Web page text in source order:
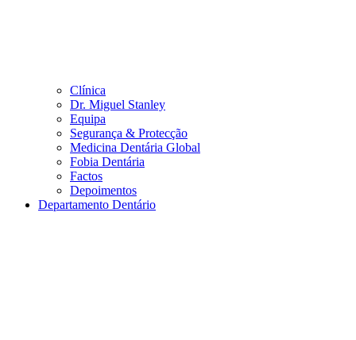
Clínica
Dr. Miguel Stanley
Equipa
Segurança & Protecção
Medicina Dentária Global
Fobia Dentária
Factos
Depoimentos
Departamento Dentário